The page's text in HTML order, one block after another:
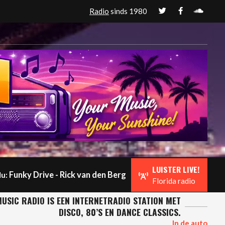
Radio sinds 1980
Funky Drive - Rick van den Berg LUISTER LIVE!
Florida radio
RADIO IS EEN INTERNETRADIO STATION MET
DISCO, 80’S EN DANCE CLASSICS.
In de auto